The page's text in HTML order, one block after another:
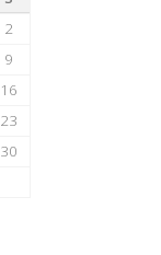
2
9
16
23
30